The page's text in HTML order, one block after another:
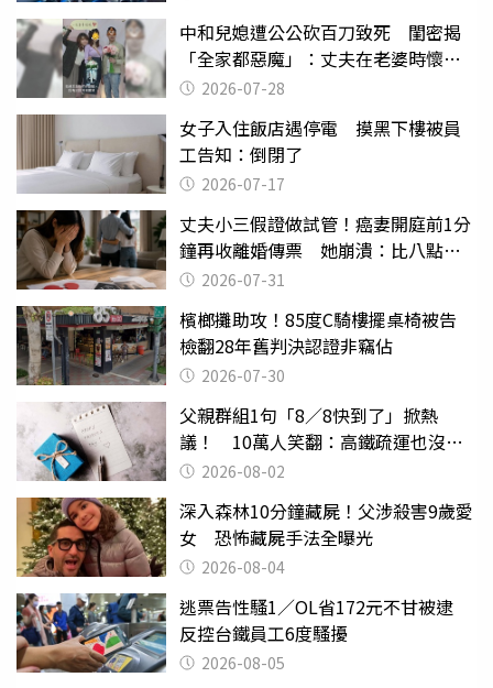
中和兒媳遭公公砍百刀致死 閨密揭
「全家都惡魔」：丈夫在老婆時懷孕
摔東西
2026-07-28
女子入住飯店遇停電 摸黑下樓被員
工告知：倒閉了
2026-07-17
丈夫小三假證做試管！癌妻開庭前1分
鐘再收離婚傳票 她崩潰：比八點檔
還扯2026-07-31
檳榔攤助攻！85度C騎樓擺桌椅被告
檢翻28年舊判決認證非竊佔
2026-07-30
父親群組1句「8／8快到了」掀熱
議！ 10萬人笑翻：高鐵疏運也沒列
父親節
2026-08-02
深入森林10分鐘藏屍！父涉殺害9歲愛
女 恐怖藏屍手法全曝光
2026-08-04
逃票告性騷1／OL省172元不甘被逮
反控台鐵員工6度騷擾
2026-08-05